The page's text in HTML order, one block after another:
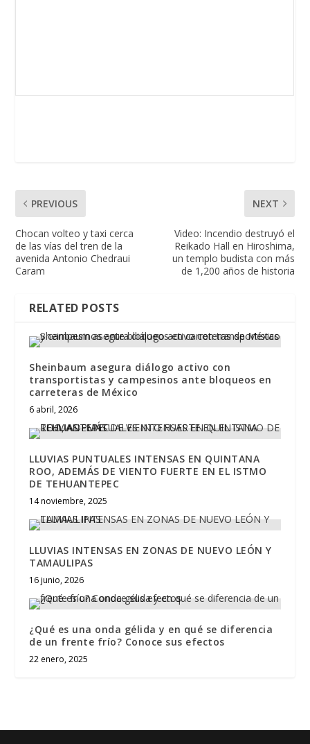
PREVIOUS
Chocan volteo y taxi cerca
de las vías del tren de la
avenida Antonio Chedraui
Caram
NEXT
Video: Incendio destruyó el
Reikado Hall en Hiroshima,
un templo budista con más
de 1,200 años de historia
RELATED POSTS
Sheinbaum asegura diálogo activo con
transportistas y campesinos ante bloqueos en
carreteras de México
6 abril, 2026
LLUVIAS PUNTUALES INTENSAS EN QUINTANA
ROO, ADEMÁS DE VIENTO FUERTE EN EL ISTMO
DE TEHUANTEPEC
14 noviembre, 2025
LLUVIAS INTENSAS EN ZONAS DE NUEVO LEÓN Y
TAMAULIPAS
16 junio, 2026
¿Qué es una onda gélida y en qué se diferencia
de un frente frío? Conoce sus efectos
22 enero, 2025